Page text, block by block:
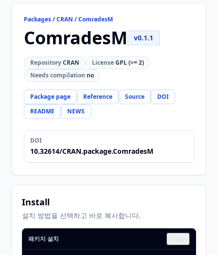
Packages / CRAN / ComradesM
ComradesM v0.1.1
RepositoryCRAN LicenseGPL (>= 2)
Needs compilation no
Package page Reference Source
DOI
README
NEWS
DOI
10.32614/CRAN.package.ComradesM
Install
설치 방법을 선택하고 바로 복사합니다.
패키지 설치